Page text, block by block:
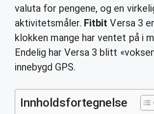
valuta for pengene, og en
aktivitetsmåler. Fitbit Versa 3
klokken mange har ventet på i
Endelig har Versa 3 blitt
innebygd GPS.
Innholdsfortegnelse